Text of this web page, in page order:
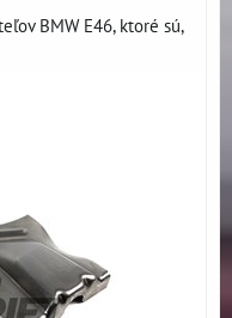
BMW E46, ktoré sú,